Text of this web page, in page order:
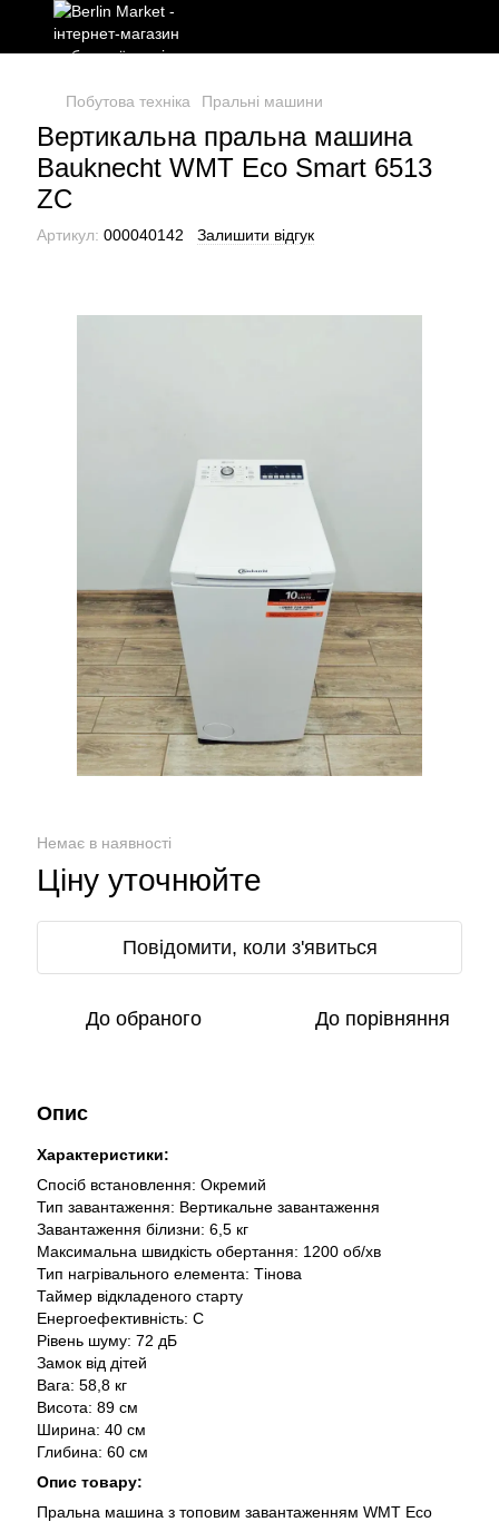
Побутова техніка Пральні машини
Вертикальна пральна машина
Bauknecht WMT Eco Smart 6513
ZC
Артикул: 000040142 Залишити відгук
Немає в наявності
Ціну уточнюйте
Повідомити, коли з'явиться
До обраного До порівняння
Опис
Характеристики:
Спосіб встановлення: Окремий
Тип завантаження: Вертикальне завантаження
Завантаження білизни: 6,5 кг
Максимальна швидкість обертання: 1200 об/хв
Тип нагрівального елемента: Тінова
Таймер відкладеного старту
Енергоефективність: С
Рівень шуму: 72 дБ
Замок від дітей
Вага: 58,8 кг
Висота: 89 см
Ширина: 40 см
Глибина: 60 см
Опис товару:
Пральна машина з топовим завантаженням WMT Eco